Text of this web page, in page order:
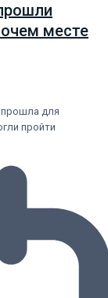
месте
прошла для
пройти